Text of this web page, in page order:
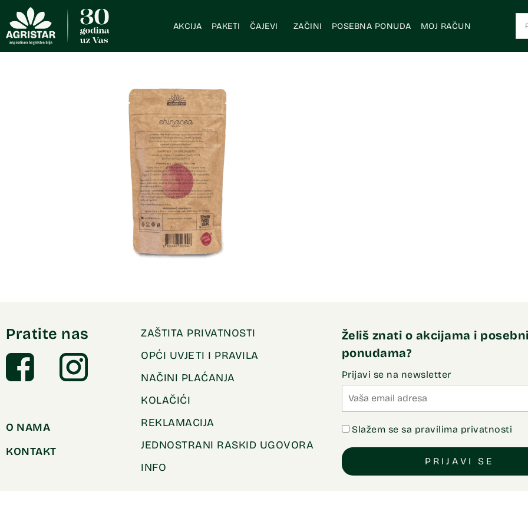
AKCIJA PAKETI ČAJEVI ZAČINI POSEBNA PONUDA MOJ RAČUN
Pratite nas
O NAMA
KONTAKT
ZAŠTITA PRIVATNOSTI
OPĆI UVJETI I PRAVILA
NAČINI PLAĆANJA
KOLAČIĆI
REKLAMACIJA
JEDNOSTRANI RASKID UGOVORA
INFO
Želiš znati o akcijama i
ponudama?
Prijavi se na newsletter
Slažem se sa pravilima privatnosti